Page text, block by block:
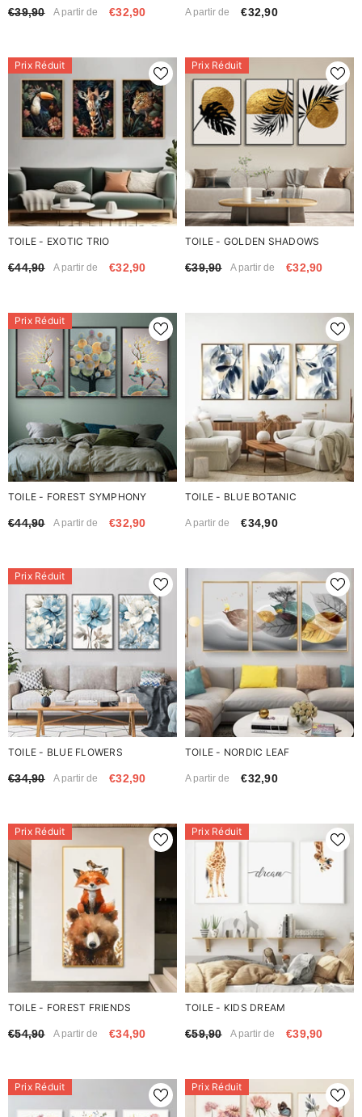
€39,90 A partir de €32,90 A partir de €32,90
Prix Réduit
TOILE - EXOTIC TRIO
€44,90 A partir de €32,90
Prix Réduit
TOILE - GOLDEN SHADOWS
€39,90 A partir de €32,90
Prix Réduit
TOILE - FOREST SYMPHONY
€44,90 A partir de €32,90
TOILE - BLUE BOTANIC
A partir de €34,90
Prix Réduit
TOILE - BLUE FLOWERS
€34,90 A partir de €32,90
TOILE - NORDIC LEAF
A partir de €32,90
Prix Réduit
TOILE - FOREST FRIENDS
€54,90 A partir de €34,90
Prix Réduit
TOILE - KIDS DREAM
€59,90 A partir de €39,90
Prix Réduit Prix Réduit